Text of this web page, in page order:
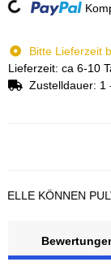
Loading...
Bitte Lieferzeit
Lieferzeit: ca 6-10
Zustelldauer: 1
KÖNNEN